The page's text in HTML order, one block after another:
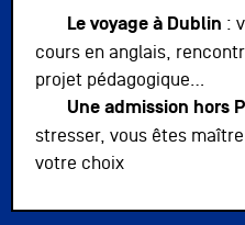
Le voyage à Dublin :
cours en anglais,
projet pédagogique…
Une admission hors
stresser, vous êtes
votre choix